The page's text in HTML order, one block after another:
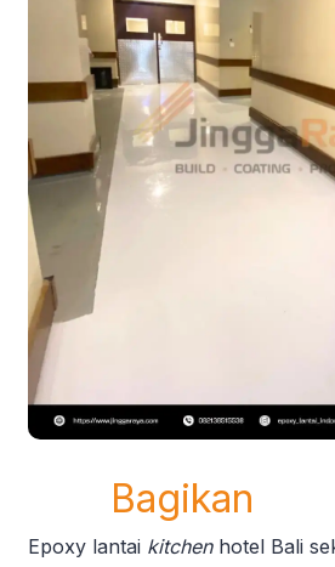
Bagikan
Epoxy lantai kitchenhotel Bali